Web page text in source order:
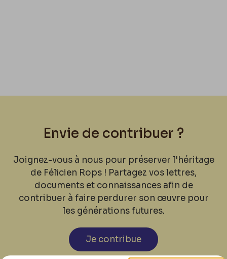
Envie de contribuer ?
Joignez-vous à nous pour préserver l'héritage
de Félicien Rops ! Partagez vos lettres,
documents et connaissances afin de
contribuer à faire perdurer son œuvre pour
les générations futures.
Je contribue